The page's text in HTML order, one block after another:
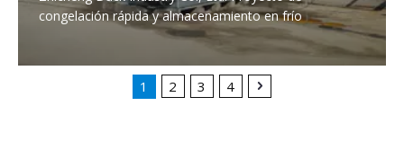
congelación rápida y almacenamiento en frío
1 2 3 4